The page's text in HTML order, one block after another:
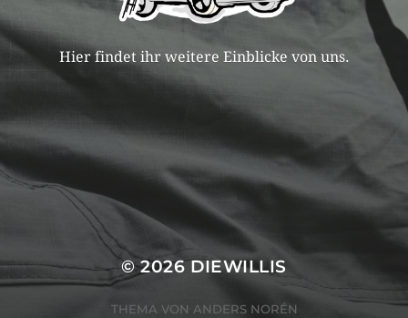
Hier findet ihr weitere Einblicke von uns.
© 2026DIEWILLIS
THEMA VON ANDERS NORÉN